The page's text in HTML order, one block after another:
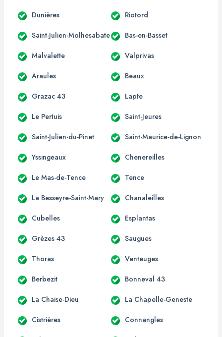
Dunières Riotord
Saint-Julien-Molhesabate Bas-en-Basset
Malvalette Valprivas
Araules Beaux
Grazac 43 Lapte
Le Pertuis Saint-Jeures
Saint-Julien-du-Pinet Saint-Maurice-de-Lignon
Yssingeaux Chenereilles
Le Mas-de-Tence Tence
La Besseyre-Saint-Mary Chanaleilles
Cubelles Esplantas
Grèzes 43 Saugues
Thoras Venteuges
Berbezit Bonneval 43
La Chaise-Dieu La Chapelle-Geneste
Cistrières Connangles